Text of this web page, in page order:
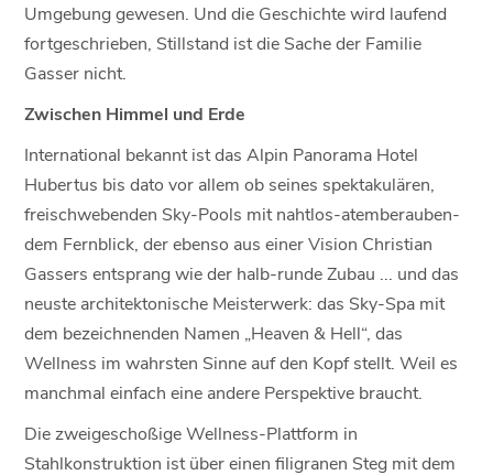
Umgebung gewesen. Und die Geschichte wird laufend
fortgeschrieben, Stillstand ist die Sache der Familie
Gasser nicht.
Zwischen Himmel und Erde
International bekannt ist das Alpin Panorama Hotel
Hubertus bis dato vor allem ob seines spektakulären,
freischwebenden Sky-Pools mit nahtlos-atemberauben-
dem Fernblick, der ebenso aus einer Vision Christian
Gassers entsprang wie der halb-runde Zubau ... und das
neuste architektonische Meisterwerk: das Sky-Spa mit
dem bezeichnenden Namen „Heaven & Hell“, das
Wellness im wahrsten Sinne auf den Kopf stellt. Weil es
manchmal einfach eine andere Perspektive braucht.
Die zweigeschoßige Wellness-Plattform in
Stahlkonstruktion ist über einen filigranen Steg mit dem